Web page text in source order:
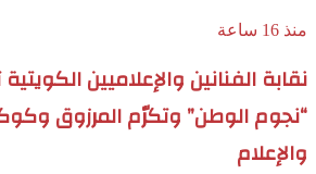
منذ 16 ساعة
نقابة الفنانين والإعلاميين
“نجوم الوطن” وتكرّم المرزوق
والإعلام